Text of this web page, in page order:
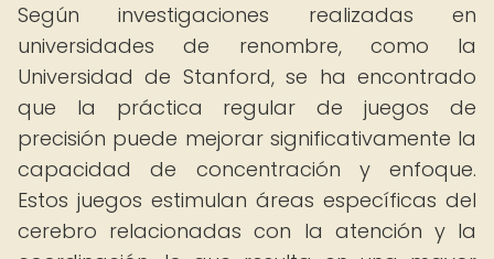
Según investigaciones realizadas en
universidades de renombre, como la
Universidad de Stanford, se ha encontrado
que la práctica regular de juegos de
precisión puede mejorar significativamente la
capacidad de concentración y enfoque.
Estos juegos estimulan áreas específicas del
cerebro relacionadas con la atención y la